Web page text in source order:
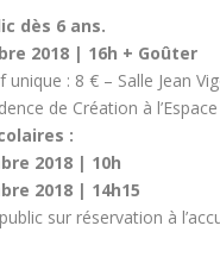
dès 6 ans.
2018 | 16h + Goûter
: 8 € – Salle Jean
de Création à
:
2018 | 10h
2018 | 14h15
sur réservation à